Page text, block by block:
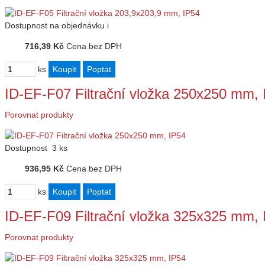
Dostupnost na objednávku i
716,39 Kč Cena bez DPH
ks
ID-EF-F07 Filtrační vložka 250x250 mm,
Porovnat produkty
Dostupnost 3 ks
936,95 Kč Cena bez DPH
ks
ID-EF-F09 Filtrační vložka 325x325 mm,
Porovnat produkty